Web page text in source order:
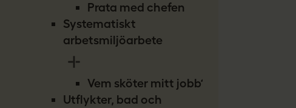
Prata med chefen
Systematiskt
arbetsmiljöarbete
Vem sköter mitt jobb?
Utflykter, bad och